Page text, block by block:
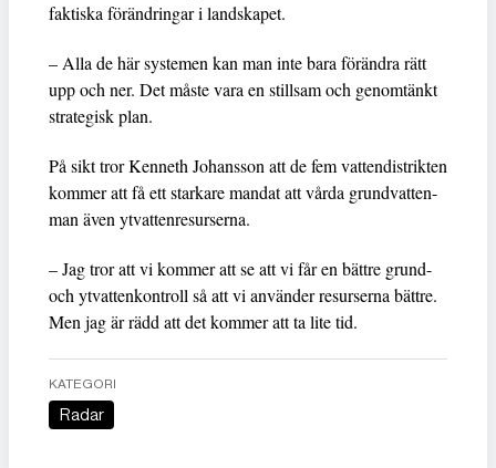
faktiska förändringar i landskapet.
– Alla de här systemen kan man inte bara förändra rätt
upp och ner. Det måste vara en stillsam och genomtänkt
strategisk plan.
På sikt tror Kenneth Johansson att de fem vattendistrikten
kommer att få ett starkare mandat att vårda grundvatten-
man även ytvattenresurserna.
– Jag tror att vi kommer att se att vi får en bättre grund-
och ytvattenkontroll så att vi använder resurserna bättre.
Men jag är rädd att det kommer att ta lite tid.
KATEGORI
Radar